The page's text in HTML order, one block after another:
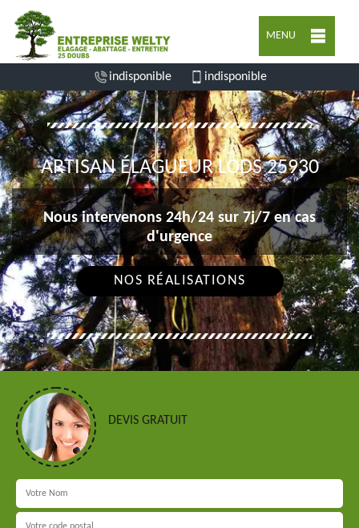
MENU
indisponible indisponible
ARTISAN ÉLAGUEUR LODS 25930
Nous intervenons 24h/24 sur 7j/7 en cas
d'urgence
NOS RÉALISATIONS
DEVIS GRATUIT